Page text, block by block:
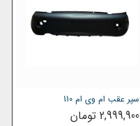
سپر عقب ام وی ام 110
2,999,900 تومان